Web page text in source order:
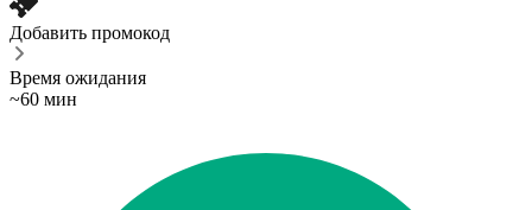
Добавить промокод
Время ожидания
~60 мин